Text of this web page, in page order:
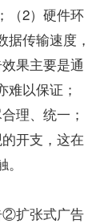
（2）硬件环
传输速度，
果主要是通
以保证；
理、统一；
开支，这在
扩张式广告